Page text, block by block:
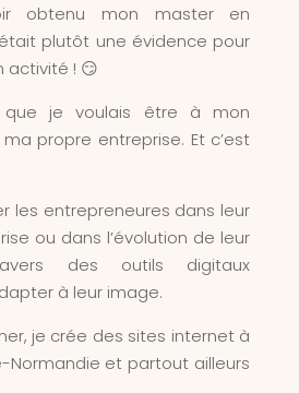
obtenu mon master en
plutôt une évidence pour
activité ! 😏
que je voulais être à mon
propre entreprise. Et c’est
les entrepreneures dans leur
ou dans l’évolution de leur
des outils digitaux
à leur image.
je crée des sites internet à
Normandie et partout ailleurs